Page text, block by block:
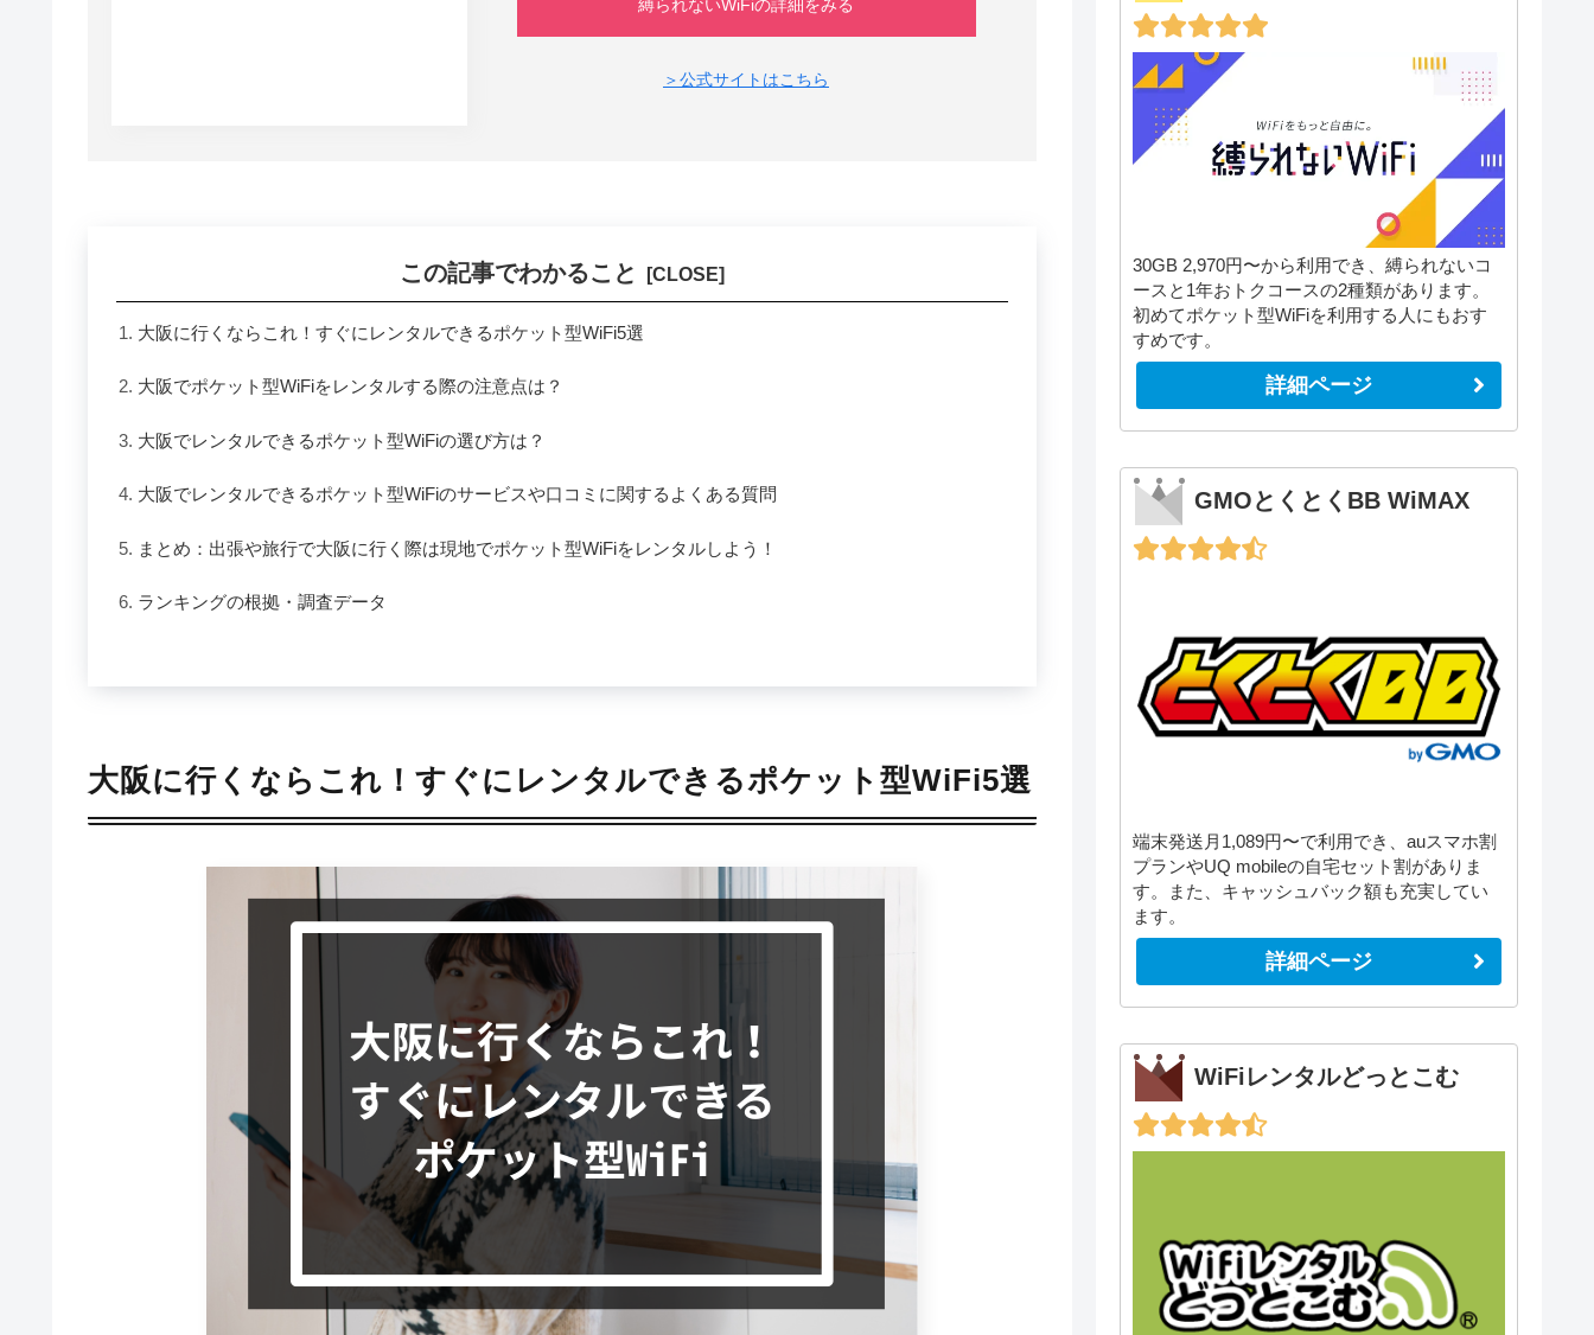
縛られないWiFiの詳細をみる
＞公式サイトはこちら
この記事でわかること
大阪に行くならこれ！すぐにレンタルできるポケット型WiFi5選
大阪でポケット型WiFiをレンタルする際の注意点は？
大阪でレンタルできるポケット型WiFiの選び方は？
大阪でレンタルできるポケット型WiFiのサービスや口コミに関するよくある質問
まとめ：出張や旅行で大阪に行く際は現地でポケット型WiFiをレンタルしよう！
ランキングの根拠・調査データ
大阪に行くならこれ！すぐにレンタルできるポケット型WiFi5選
30GB 2,970円〜から利用でき、縛られないコ
ースと1年おトクコースの2種類があります。
初めてポケット型WiFiを利用する人にもおす
すめです。
詳細ページ
GMOとくとくBB WiMAX
端末発送月1,089円〜で利用でき、auスマホ割
プランやUQ mobileの自宅セット割がありま
す。また、キャッシュバック額も充実してい
ます。
詳細ページ
WiFiレンタルどっとこむ